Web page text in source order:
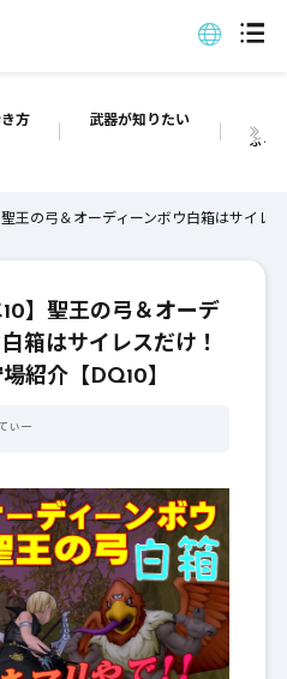
方 武器が知りたい
ぶっ
聖王の弓＆オーディーンボウ白箱はサイレ
10】聖王の弓＆オーデ
箱はサイレスだけ！
紹介【DQ10】
ぃー